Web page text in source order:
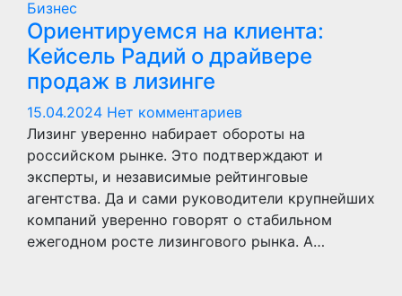
Бизнес
Ориентируемся на клиента:
Кейсель Радий о драйвере
продаж в лизинге
15.04.2024 Нет комментариев
Лизинг уверенно набирает обороты на
российском рынке. Это подтверждают и
эксперты, и независимые рейтинговые
агентства. Да и сами руководители крупнейших
компаний уверенно говорят о стабильном
ежегодном росте лизингового рынка. А…